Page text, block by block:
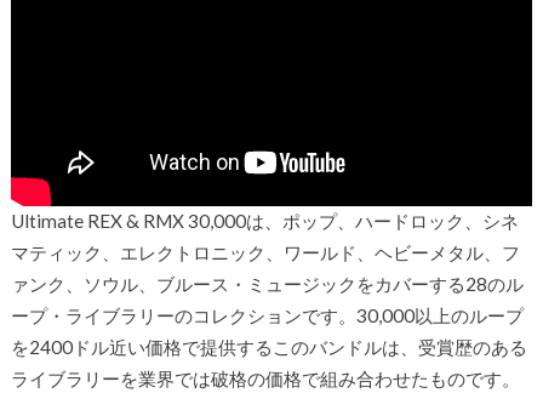
Ultimate REX & RMX 30,000は、ポップ、ハードロック、シネ
マティック、エレクトロニック、ワールド、ヘビーメタル、フ
ァンク、ソウル、ブルース・ミュージックをカバーする28のル
ープ・ライブラリーのコレクションです。30,000以上のループ
を2400ドル近い価格で提供するこのバンドルは、受賞歴のある
ライブラリーを業界では破格の価格で組み合わせたものです。